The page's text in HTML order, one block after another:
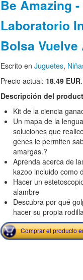
Be Amazing -
Laboratorio
Bolsa Vuelve
Escrito en Juguetes,
Precio actual: 18.49 EUR.
Descripción del
Kit de la ciencia
Un mapa de la
soluciones que
genes le permiten
amargas.?
Aprenda acerca de
kazoo incluido como
Hacer un
alambre
Descubra por qué
hacer su propia
Comprar el producto